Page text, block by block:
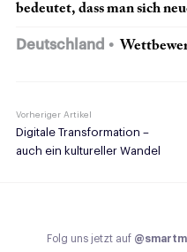
bedeutet, dass man sich
Deutschland
Vorheriger Artikel
Digitale Transformation –
auch ein kultureller Wandel
Folg uns jetzt auf